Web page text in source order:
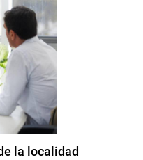
la localidad